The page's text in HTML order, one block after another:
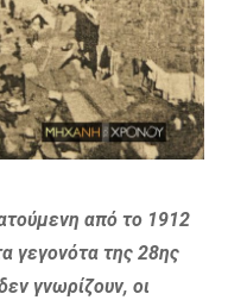
από το 1912
γεγονότα της 28ης
γνωρίζουν, οι